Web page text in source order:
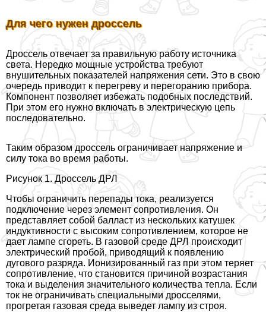
Для чего нужен дроссель
Дроссель отвечает за правильную работу источника
света. Нередко мощные устройства требуют
внушительных показателей напряжения сети. Это в свою
очередь приводит к перегреву и перегоранию прибора.
Компонент позволяет избежать подобных последствий.
При этом его нужно включать в электрическую цепь
последовательно.
Таким образом дроссель ограничивает напряжение и
силу тока во время работы.
Рисунок 1. Дроссель ДРЛ
Чтобы ограничить перепады тока, реализуется
подключение через элемент сопротивления. Он
представляет собой балласт из нескольких катушек
индуктивности с высоким сопротивлением, которое не
дает лампе сгореть. В газовой среде ДРЛ происходит
электрический пробой, приводящий к появлению
дугового разряда. Ионизированный газ при этом теряет
сопротивление, что становится причиной возрастания
тока и выделения значительного количества тепла. Если
ток не ограничивать специальными дросселями,
прогретая газовая среда выведет лампу из строя.